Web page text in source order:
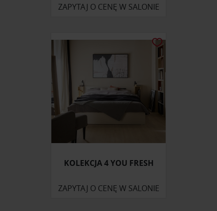
ZAPYTAJ O CENĘ W SALONIE
KOLEKCJA 4 YOU FRESH
ZAPYTAJ O CENĘ W SALONIE